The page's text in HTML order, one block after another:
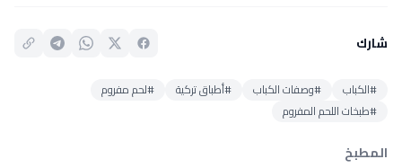
شارك
#الكباب #وصفات الكباب #أطباق تركية
#لحم مفروم
#طبخات اللحم المفروم
المطبخ